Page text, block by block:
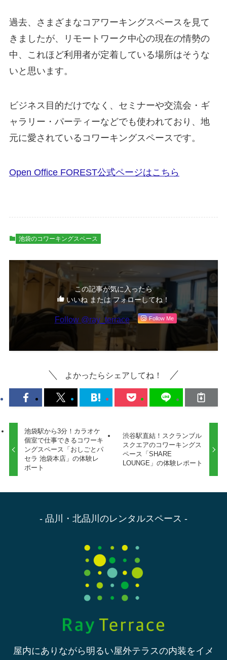
過去、さまざまなコアワーキングスペースを見て
きましたが、リモートワーク中心の現在の情勢の
中、これほど利用者が定着している場所はそうな
いと思います。
ビジネス目的だけでなく、セミナーや交流会・ギ
ャラリー・パーティーなどでも使われており、地
元に愛されているコワーキングスペースです。
Open Office FOREST公式ページはこちら
池袋のコワーキングスペース
この記事が気に入ったら
いいね または フォローしてね！
Follow @ray_terrace Follow Me
よかったらシェアしてね！
池袋駅から3分！カラオケ
個室で仕事できるコワーキ
ングスペース「おしごとパ
セラ 池袋本店」の体験レ
ポート
渋谷駅直結！スクランブル
スクエアのコワーキングス
ペース「SHARE
LOUNGE」の体験レポート
- 品川・北品川のレンタルスペース -
屋内にありながら明るい屋外テラスの内装をイメ